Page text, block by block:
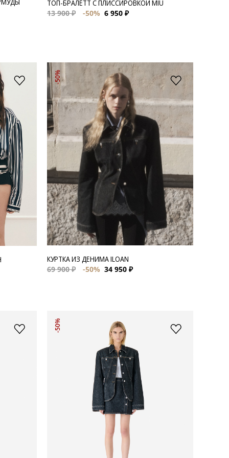
ТОП-БРАЛЕТТ С ПЛИССИРОВКОЙ MIU
13 900 ₽
-50% 6 950 ₽
-50%
КУРТКА ИЗ ДЕНИМА ILOAN
69 900 ₽
-50% 34 950 ₽
-50%